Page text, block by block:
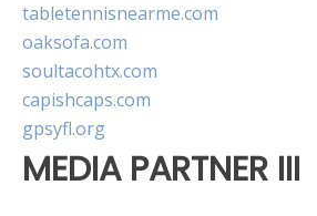
tabletennisnearme.com
oaksofa.com
soultacohtx.com
capishcaps.com
gpsyfl.org
MEDIA PARTNER III